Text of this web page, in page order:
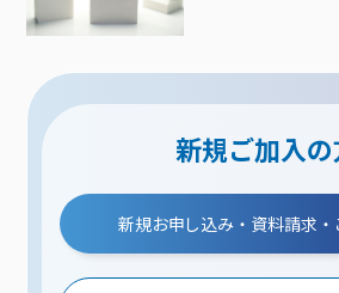
新規ご加入
新規お申し込み・資料請求